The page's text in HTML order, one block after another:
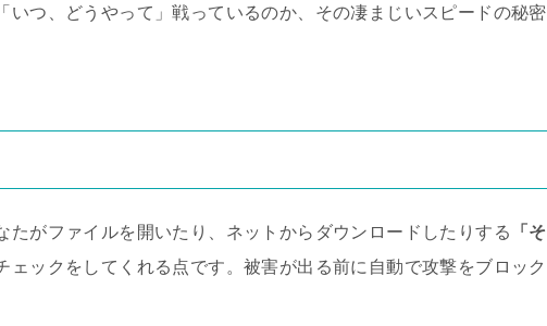
いつ、どうやって」戦っているのか、その凄まじいスピードの秘密
たがファイルを開いたり、ネットからダウンロードしたりする
「そ
ェックをしてくれる点です。被害が出る前に自動で攻撃をブロック